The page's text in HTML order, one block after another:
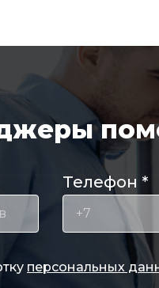
Телефон *
персональных